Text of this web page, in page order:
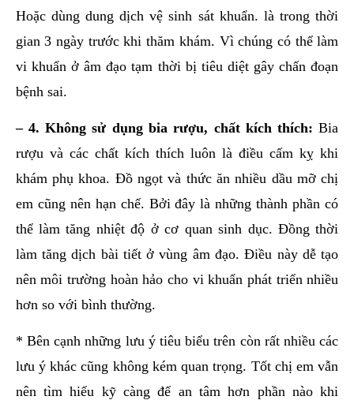
Hoặc dùng dung dịch vệ sinh sát khuẩn. là trong thời
gian 3 ngày trước khi thăm khám. Vì chúng có thể làm
vi khuẩn ở âm đạo tạm thời bị tiêu diệt gây chấn đoạn
bệnh sai.
– 4. Không sử dụng bia rượu, chất kích thích:Bia
rượu và các chất kích thích luôn là điều cấm kỵ khi
khám phụ khoa. Đồ ngọt và thức ăn nhiều dầu mỡ chị
em cũng nên hạn chế. Bởi đây là những thành phần có
thể làm tăng nhiệt độ ở cơ quan sinh dục. Đồng thời
làm tăng dịch bài tiết ở vùng âm đạo. Điều này dễ tạo
nên môi trường hoàn hảo cho vi khuẩn phát triển nhiều
hơn so với bình thường.
* Bên cạnh những lưu ý tiêu biểu trên còn rất nhiều các
lưu ý khác cũng không kém quan trọng. Tốt chị em vẫn
nên tìm hiểu kỹ càng để an tâm hơn phần nào khi